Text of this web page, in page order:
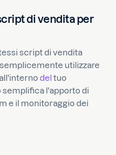
di vendita per
script di vendita
utilizzare
del tuo
semplifica l'apporto di
e il monitoraggio dei